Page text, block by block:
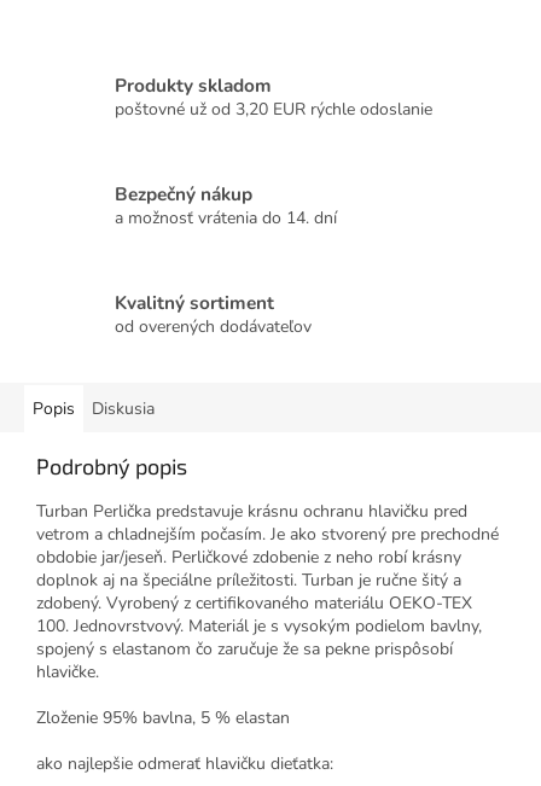
Produkty skladom
poštovné už od 3,20 EUR rýchle odoslanie
Bezpečný nákup
a možnosť vrátenia do 14. dní
Kvalitný sortiment
od overených dodávateľov
Popis Diskusia
Podrobný popis
Turban Perlička predstavuje krásnu ochranu hlavičku pred
vetrom a chladnejším počasím. Je ako stvorený pre prechodné
obdobie jar/jeseň. Perličkové zdobenie z neho robí krásny
doplnok aj na špeciálne príležitosti. Turban je ručne šitý a
zdobený. Vyrobený z certifikovaného materiálu OEKO-TEX
100. Jednovrstvový. Materiál je s vysokým podielom bavlny,
spojený s elastanom čo zaručuje že sa pekne prispôsobí
hlavičke.
Zloženie 95% bavlna, 5 % elastan
ako najlepšie odmerať hlavičku dieťatka: